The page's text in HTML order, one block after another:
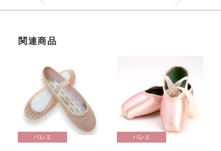
関連商品
バレエ バレエ